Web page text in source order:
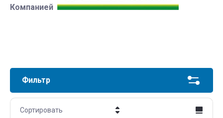
Компанией
Фильтр
Сортировать